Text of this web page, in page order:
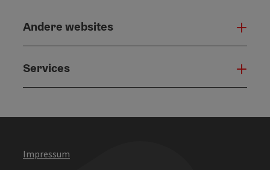
Andere websites
Services
Impressum